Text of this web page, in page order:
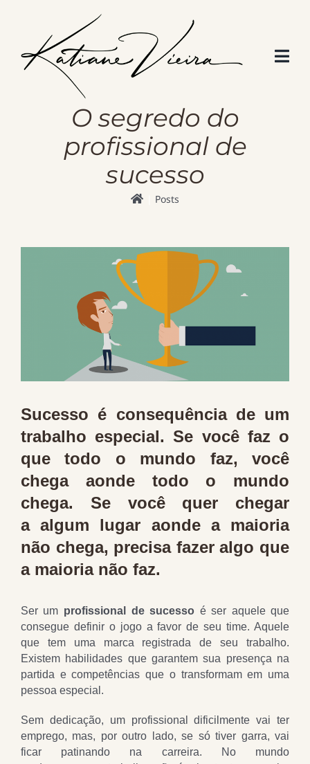
O segredo do
profissional de
sucesso
Posts
Sucesso é consequência de um
trabalho especial. Se você faz o
que todo o mundo faz, você
chega aonde todo o mundo
chega. Se você quer chegar
a algum lugar aonde a maioria
não chega, precisa fazer algo que
a maioria não faz.
Ser um profissional de sucesso é ser aquele que
consegue definir o jogo a favor de seu time. Aquele
que tem uma marca registrada de seu trabalho.
Existem habilidades que garantem sua presença na
partida e competências que o transformam em uma
pessoa especial.
Sem dedicação, um profissional dificilmente vai ter
emprego, mas, por outro lado, se só tiver garra, vai
ficar patinando na carreira. No mundo